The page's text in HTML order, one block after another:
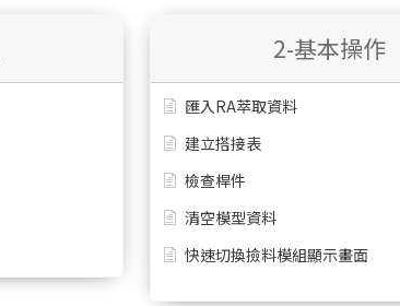
2-基本操作
匯入RA萃取資料
建立搭接表
檢查桿件
清空模型資料
快速切換撿料模組顯示畫面